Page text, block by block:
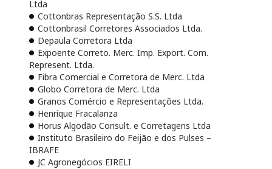
Ltda
Cottonbras Representação S.S. Ltda
Cottonbrasil Corretores Associados Ltda.
Depaula Corretora Ltda
Expoente Correto. Merc. Imp. Export. Com.
Represent. Ltda.
Fibra Comercial e Corretora de Merc. Ltda
Globo Corretora de Merc. Ltda
Granos Comércio e Representações Ltda.
Henrique Fracalanza
Horus Algodão Consult. e Corretagens Ltda
Instituto Brasileiro do Feijão e dos Pulses –
IBRAFE
JC Agronegócios EIRELI